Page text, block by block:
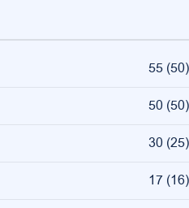
55 (50)
50 (50)
30 (25)
17 (16)